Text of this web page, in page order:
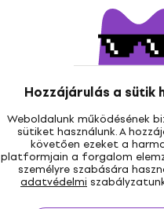
Hozzájárulás a sütik
Weboldalunk működésének
sütiket használunk. A
követően ezeket a
platformjain a forgalom
személyre szabására
adatvédelmi